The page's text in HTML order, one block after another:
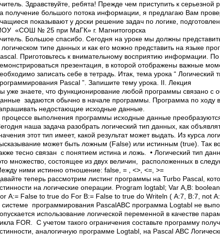
Здравствуйте, ребята! Прежде чем приступить к серьезной
получение большого потока информации, я предлагаю Вам
показывают у доски решение задач по логике,
«СОШ № 25 при МаГК» г. Магнитогорска
Большое спасибо. Сегодня на уроке мы должны
логическом типе данных и как его можно представить на языке
Приготовьтесь к внимательному восприятию информации.
презентация, в которой отображены важные
записать себе в тетрадь. Итак, тема урока “ Логический
Pascal ”. Запишите тему урока. II. Лекция
уже знаете, что функционирование любой программы связано с
задаются обычно в начале программы. Программа по ходу
недостающие исходные данные.
процессе выполнения программы исходные данные
наша задача разобрать логический тип данных, как
этот тип имеет, какой результат может выдать. Из курса
может быть ложным (False) или истинным (true). Так
тесно связан с понятием истина и ложь. • Логический тип
множество, состоящее из двух величин, расположенных в
ними истинно отношение: false, = , <>, <=, >=
теперь рассмотрим листинг программы на Turbo Pascal,
на логические операции. Program logtabl; Var A,B: boolean;
A:= False to true do For B:= False to true do Writeln ( A:7, В:7, not
системе программирования PascalABC программа Logtabl не
использование логической переменной в качестве
FOR. С учетом такого ограничения составьте программу
аналогичную программе Logtabl, на Pascal ABC